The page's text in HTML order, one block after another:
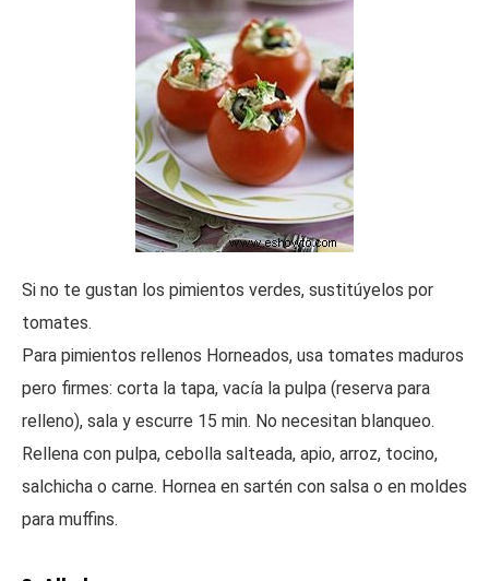
Si no te gustan los pimientos verdes, sustitúyelos por
tomates.
Para pimientos rellenos Horneados, usa tomates maduros
pero firmes: corta la tapa, vacía la pulpa (reserva para
relleno), sala y escurre 15 min. No necesitan blanqueo.
Rellena con pulpa, cebolla salteada, apio, arroz, tocino,
salchicha o carne. Hornea en sartén con salsa o en moldes
para muffins.